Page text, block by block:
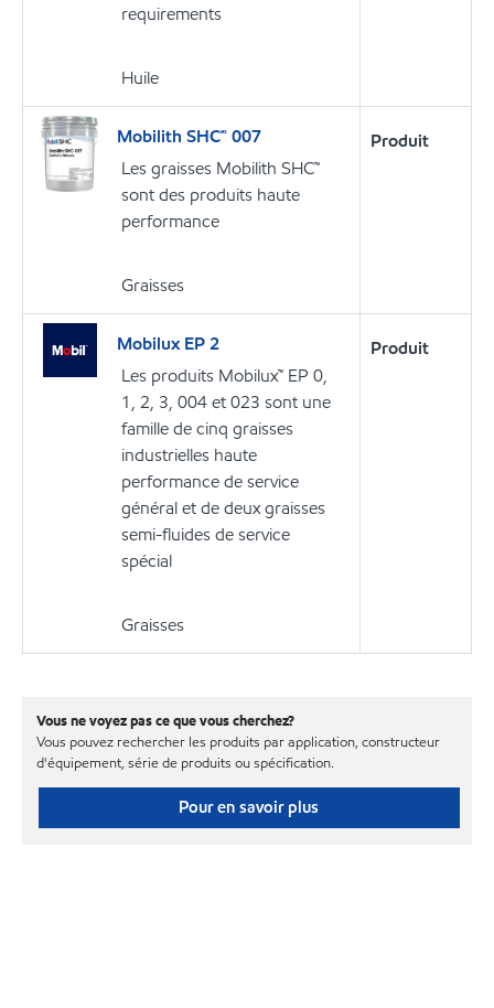
requirements
Huile
Mobilith SHC🅪 007
Les graisses Mobilith SHC™
sont des produits haute
performance
Graisses
Produit
Mobilux EP 2
Les produits Mobilux™ EP 0,
1, 2, 3, 004 et 023 sont une
famille de cinq graisses
industrielles haute
performance de service
général et de deux graisses
semi-fluides de service
spécial
Graisses
Produit
Vous ne voyez pas ce que vous cherchez?
Vous pouvez rechercher les produits par application, constructeur
d'équipement, série de produits ou spécification.
Pour en savoir plus